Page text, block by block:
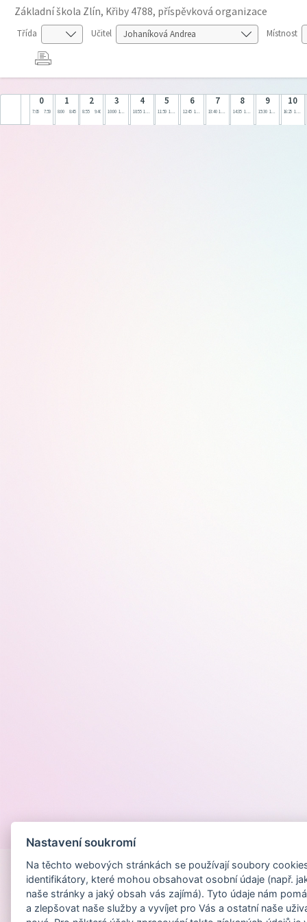
Základní škola Zlín, Křiby 4788, příspěvková organizace
Třída Učitel Místnost
0
7:05 7:50
1
8:00 8:45
2
8:55 9:40
3
10:00 10:45
4
10:55 11:40
5
11:50 12:35
6
12:45 13:30
7
13:40 14:25
8
14:35 15:20
9
15:30 16:15
10
16:25 17:10
Nastavení soukromí
Na těchto webových stránkách se používají soubory
identifikátory, které mohou obsahovat osobní údaje (např.
naše stránky a jaký obsah vás zajímá). Tyto údaje nám
a zlepšovat naše služby a vyvíjet pro Vás a ostatní naše